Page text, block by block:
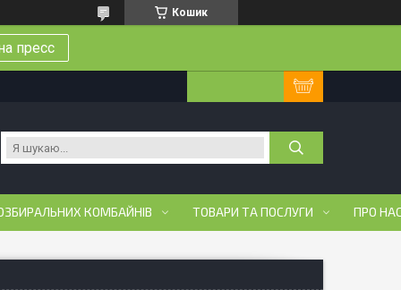
Кошик
пресс
КОМБАЙНІВ ТОВАРИ ТА ПОСЛУГИ ПРО